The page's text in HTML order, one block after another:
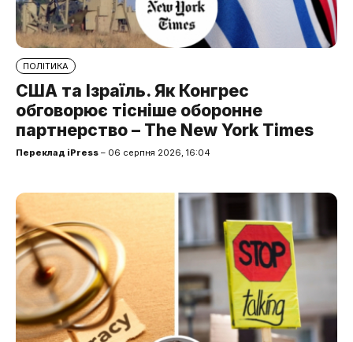
ПОЛІТИКА
США та Ізраїль. Як Конгрес
обговорює тісніше оборонне
партнерство – The New York Times
Переклад iPress – 06 серпня 2026, 16:04